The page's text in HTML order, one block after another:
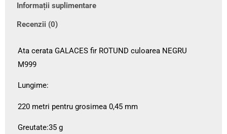
Informații suplimentare
Recenzii (0)
Ata cerata GALACES fir ROTUND culoarea NEGRU
M999
Lungime:
220 metri pentru grosimea 0,45 mm
Greutate:35 g